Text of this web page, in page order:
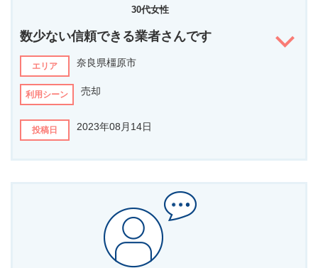
大変な決断だったかと想像します。
そのような中で弊社のご提案に耳を傾けていただき、売却終了
までドン！と構えてお待ちいただきありがとうございました。
ご期待に沿えるような売却活動となっていれば私も嬉しいで
す。
他社と比較して、なぜこの担当者に決めましたか？
他社と違う点を具体的に提示しているし、それを情報としてオープ
ンにしている点が安心感があると思ったし、その内容にも納得出来
たから。
担当者へ伝えたいメッセージがあればお書きください
「中島さんにお願いして本当に良かった！」この言葉に尽きます！
担当者からのコメント
頼いただいた時には大変嬉しく思いました。
ご希望のタイミングや金額、素敵な買主様など、ご満足いただ
ける結果となり喜んでいただけたようで何よりです！
また何か不動産に関するお困り事などがあればいつでも頼って
30代女性
数少ない信頼できる業者さんです
エリア 奈良県橿原市
利用シーン 売却
投稿日 2023年08月14日
どんなことを相談されましたか？
騙されて複数購入してしまった投資用新築ワンルームを売却しまし